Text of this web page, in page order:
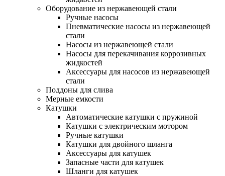
Оборудование из нержавеющей стали
Ручные насосы
Пневматические насосы из нержавеющей
стали
Насосы из нержавеющей стали
Насосы для перекачивания коррозивных
жидкостей
Аксессуары для насосов из нержавеющей
стали
Поддоны для слива
Мерные емкости
Катушки
Автоматические катушки с пружиной
Катушки с электрическим мотором
Ручные катушки
Катушки для двойного шланга
Аксессуары для катушек
Запасные части для катушек
Шланги для катушек